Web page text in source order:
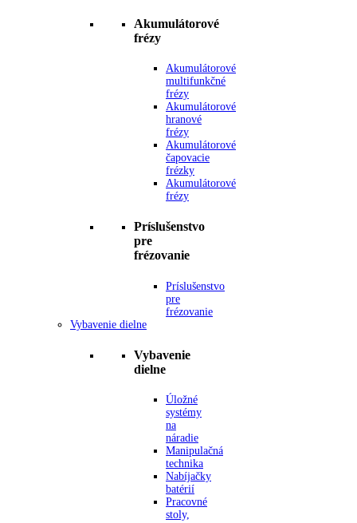
Akumulátorové
frézy
Akumulátorové
multifunkčné
frézy
Akumulátorové
hranové
frézy
Akumulátorové
čapovacie
frézky
Akumulátorové
frézy
Príslušenstvo
pre
frézovanie
Príslušenstvo
pre
frézovanie
Vybavenie dielne
Vybavenie
dielne
Úložné
systémy
na
náradie
Manipulačná
technika
Nabíjačky
batérií
Pracovné
stoly,